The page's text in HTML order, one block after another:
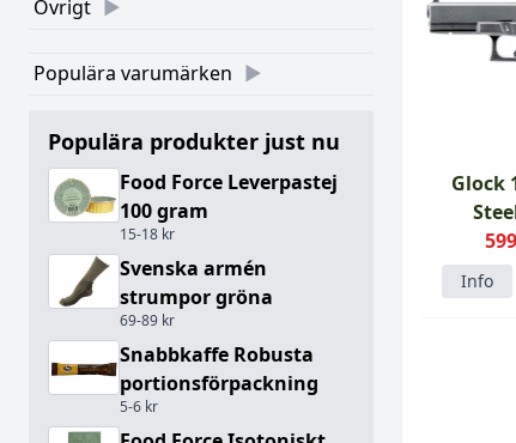
Övrigt
Populära varumärken
Populära produkter just nu
Food Force Leverpastej
100 gram
15-18 kr
Svenska armén
strumpor gröna
69-89 kr
Snabbkaffe Robusta
portionsförpackning
5-6 kr
Glock
Info